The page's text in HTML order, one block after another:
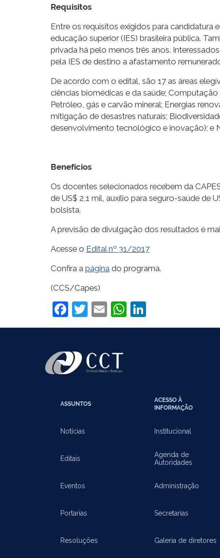
Requisitos
Entre os requisitos exigidos para
educação superior (IES) brasileira pública.
privada há pelo menos três anos.
pela IES de destino a afastamento
De acordo com o edital, são 17 as áreas
ciências biomédicas e da saúde;
Petróleo, gás e carvão mineral; Energias
mitigação de desastres naturais;
desenvolvimento tecnológico e inovação); e
Benefícios
Os docentes selecionados recebem da
de US$ 2,1 mil, auxílio para seguro-saúde de
bolsista.
A previsão de divulgação dos resultados é
Acesse o Edital nº 31/2017
Confira a página do programa.
(CCS/Capes)
Facebook
Twitter
EmailWhatsApp
ASSUNTOS
Notícias
Editais
Eventos
Portarias
Resoluções
ACESSO À
INFORMAÇÃO
Institucional
Agenda de
Autoridades
Administração
Secretarias
Galeria de diretores